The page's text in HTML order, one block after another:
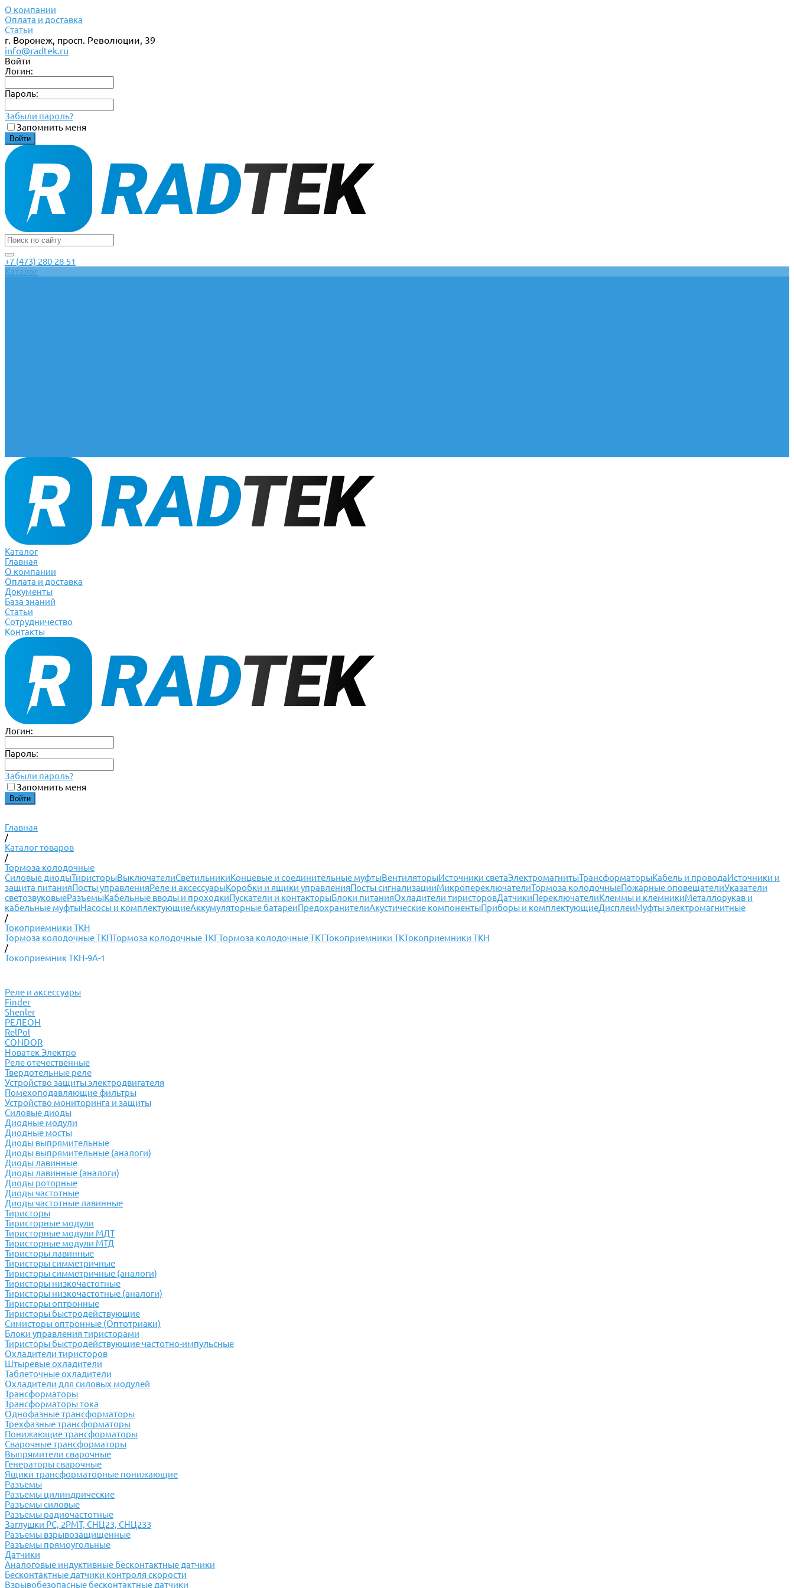
О компании
Оплата и доставка
Статьи
г. Воронеж, просп. Революции, 39
info@radtek.ru
Войти
Логин:
Пароль:
Забыли пароль?
Запомнить меня
+7 (473) 280-28-51
Каталог
Каталог
Главная
О компании
Оплата и доставка
Документы
База знаний
Статьи
Сотрудничество
Контакты
Логин:
Пароль:
Забыли пароль?
Запомнить меня
Главная
/
Каталог товаров
/
Тормоза колодочные
Силовые диодыТиристорыВыключателиСветильникиКонцевые и соединительные муфтыВентиляторыИсточники светаЭлектромагнитыТрансформаторыКабель и проводаИсточники и
защита питанияПосты управленияРеле и аксессуарыКоробки и ящики управленияПосты сигнализацииМикропереключателиТормоза колодочныеПожарные оповещателиУказатели
светозвуковыеРазъемыКабельные вводы и проходкиПускатели и контакторыБлоки питанияОхладители тиристоровДатчикиПереключателиКлеммы и клемникиМеталлорукав и
кабельные муфтыНасосы и комплектующиеАккумуляторные батареиПредохранителиАкустические компонентыПриборы и комплектующиеДисплеиМуфты электромагнитные
/
Токоприемники ТКН
Тормоза колодочные ТКПТормоза колодочные ТКГТормоза колодочные ТКТТокоприемники ТКТокоприемники ТКН
/
Токоприемник ТКН-9А-1
Реле и аксессуары
Finder
Shenler
РЕЛЕОН
RelPol
CONDOR
Новатек Электро
Реле отечественные
Твердотельные реле
Устройство защиты электродвигателя
Помехоподавляющие фильтры
Устройство мониторинга и защиты
Силовые диоды
Диодные модули
Диодные мосты
Диоды выпрямительные
Диоды выпрямительные (аналоги)
Диоды лавинные
Диоды лавинные (аналоги)
Диоды роторные
Диоды частотные
Диоды частотные лавинные
Тиристоры
Тиристорные модули
Тиристорные модули МДТ
Тиристорные модули МТД
Тиристоры лавинные
Тиристоры симметричные
Тиристоры симметричные (аналоги)
Тиристоры низкочастотные
Тиристоры низкочастотные (аналоги)
Тиристоры оптронные
Тиристоры быстродействующие
Симисторы оптронные (Оптотриаки)
Блоки управления тиристорами
Тиристоры быстродействующие частотно-импульсные
Охладители тиристоров
Штыревые охладители
Таблеточные охладители
Охладители для силовых модулей
Трансформаторы
Трансформаторы тока
Однофазные трансформаторы
Трехфазные трансформаторы
Понижающие трансформаторы
Сварочные трансформаторы
Выпрямители сварочные
Генераторы сварочные
Ящики трансформаторные понижающие
Разъемы
Разъемы цилиндрические
Разъемы силовые
Разъемы радиочастотные
Заглушки РС, 2РМТ, СНЦ23, СНЦ233
Разъемы взрывозащищенные
Разъемы прямоугольные
Датчики
Аналоговые индуктивные бесконтактные датчики
Бесконтактные датчики контроля скорости
Взрывобезопасные бесконтактные датчики